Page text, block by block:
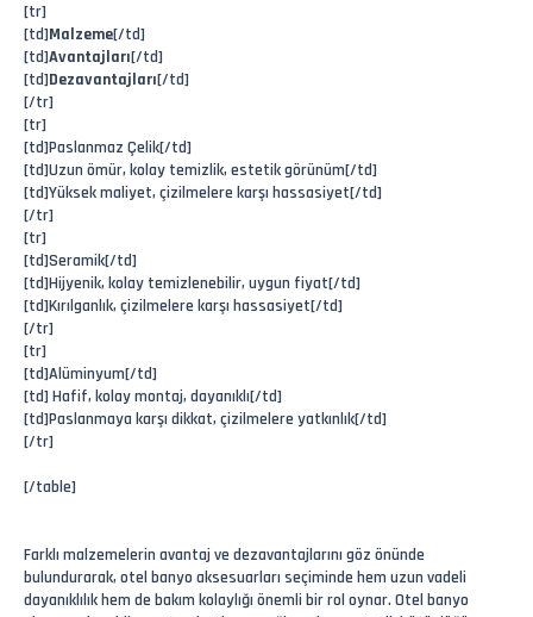
[tr]
[td]Malzeme[/td]
[td]Avantajları[/td]
[td]Dezavantajları[/td]
[/tr]
[tr]
[td]Paslanmaz Çelik[/td]
[td]Uzun ömür, kolay temizlik, estetik görünüm[/td]
[td]Yüksek maliyet, çizilmelere karşı hassasiyet[/td]
[/tr]
[tr]
[td]Seramik[/td]
[td]Hijyenik, kolay temizlenebilir, uygun fiyat[/td]
[td]Kırılganlık, çizilmelere karşı hassasiyet[/td]
[/tr]
[tr]
[td]Alüminyum[/td]
[td] Hafif, kolay montaj, dayanıklı[/td]
[td]Paslanmaya karşı dikkat, çizilmelere yatkınlık[/td]
[/tr]
[/table]
Farklı malzemelerin avantaj ve dezavantajlarını göz önünde
bulundurarak, otel banyo aksesuarları seçiminde hem uzun vadeli
dayanıklılık hem de bakım kolaylığı önemli bir rol oynar. Otel banyo